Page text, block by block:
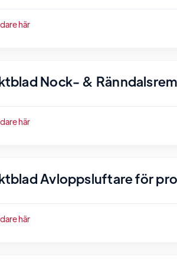
här
Nock- &
här
Avloppsluftare för
här